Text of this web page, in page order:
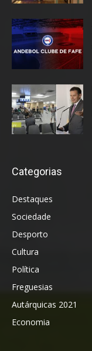
Categorias
Destaques
Sociedade
Desporto
Cultura
Política
Freguesias
Autárquicas 2021
Economia